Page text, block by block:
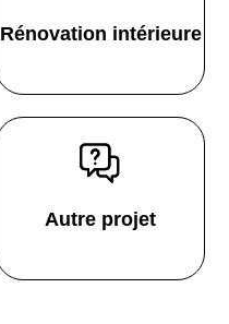
Rénovation intérieure
Autre projet